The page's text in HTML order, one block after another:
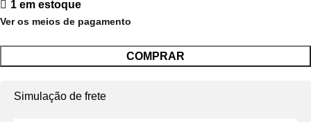
1 em estoque
Ver os meios de pagamento
COMPRAR
Simulação de frete